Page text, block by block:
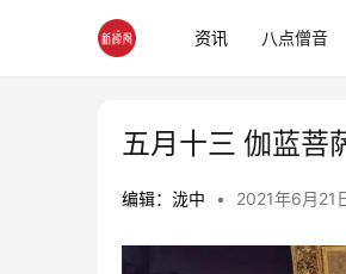
资讯 八点僧音
五月十三 伽蓝菩
编辑：泷中 • 2021年6月21